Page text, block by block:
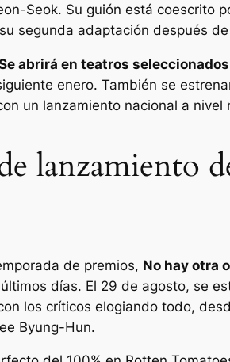
Seok. Su guión está coescrito
segunda adaptación después
abrirá en teatros
enero. También se
un lanzamiento nacional a
lanzamiento
de premios, No hay otra
días. El 29 de agosto, se
los críticos elogiando todo,
Byung-Hun.